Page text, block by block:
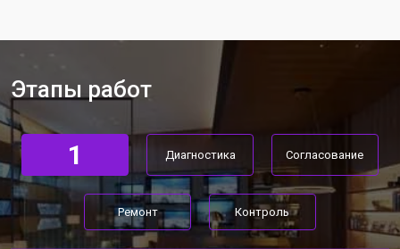
Этапы работ
1 Диагностика Согласование
Ремонт Контроль